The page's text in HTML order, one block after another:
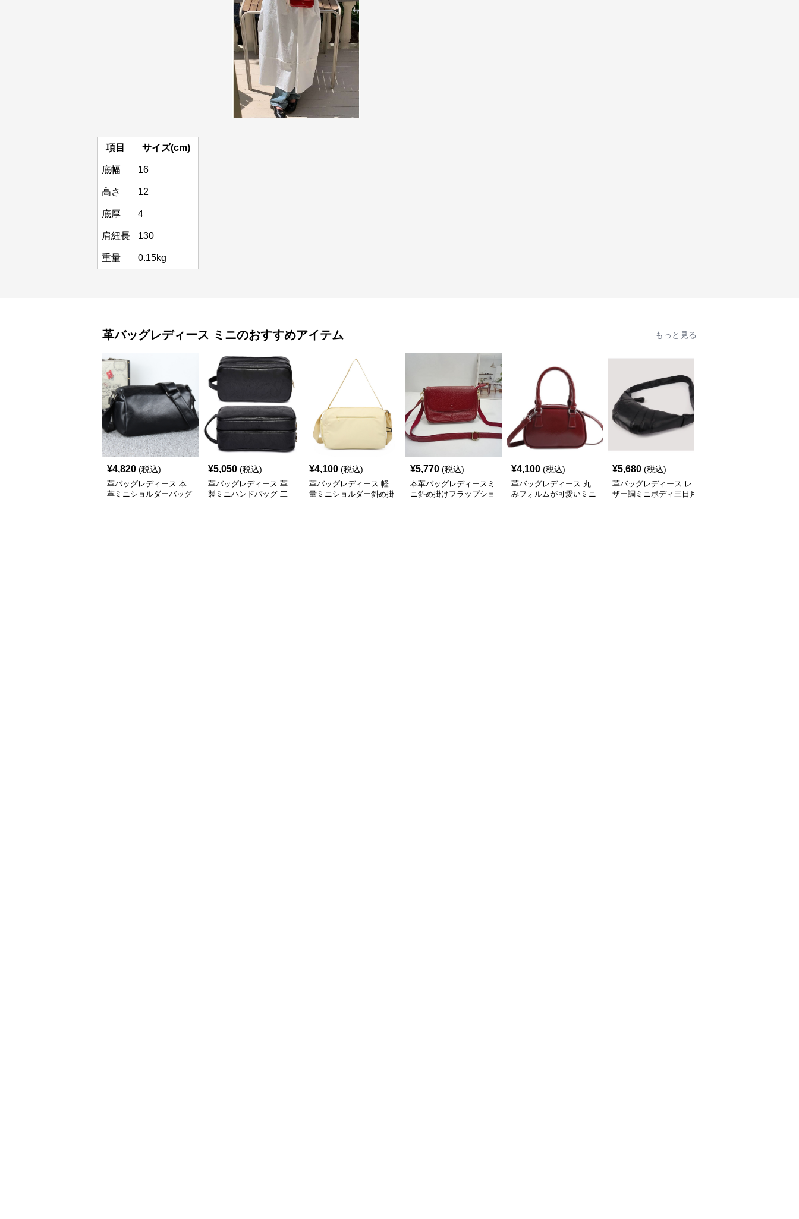
項目 サイズ(cm)
底幅 16
高さ 12
底厚 4
肩紐長 130
重量 0.15kg
革バッグレディース ミニのおすすめアイテム もっと見る
¥4,820 (税込)
革バッグレディース 本
革ミニショルダーバッグ
¥5,050 (税込)
革バッグレディース 革
製ミニハンドバッグ 二
¥4,100 (税込)
革バッグレディース 軽
量ミニショルダー斜め掛
¥5,770 (税込)
本革バッグレディースミ
ニ斜め掛けフラップショ
¥4,100 (税込)
革バッグレディース 丸
みフォルムが可愛いミニ
¥5,680 (税込)
革バッグレディース レ
ザー調ミニボディ三日月